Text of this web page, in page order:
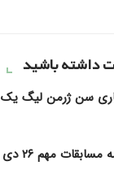
داشته باشید
سن ژرمن لیگ یک
راهنمای پیش‌بینی | برنامه مسابقات مهم ۲۶ دی